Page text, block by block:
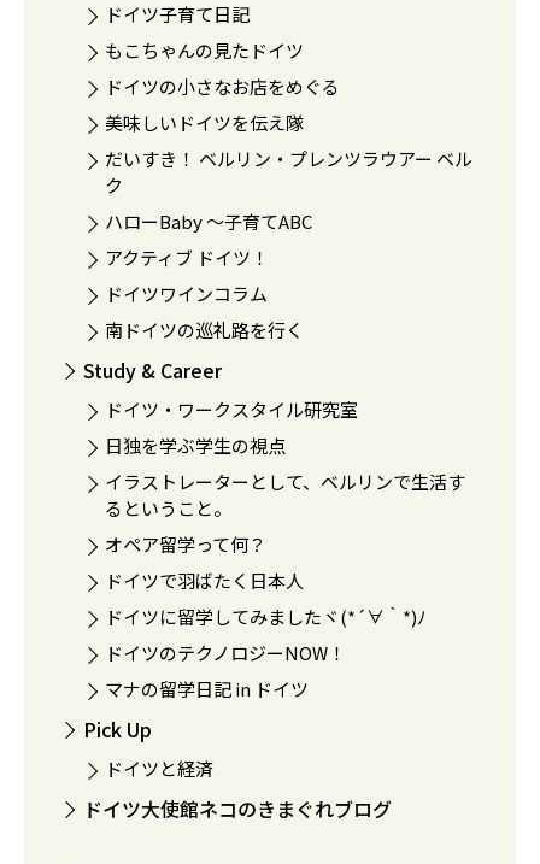
ドイツ子育て日記
もこちゃんの見たドイツ
ドイツの小さなお店をめぐる
美味しいドイツを伝え隊
だいすき！ ベルリン・プレンツラウアー ベル
ク
ハローBaby 〜子育てABC
アクティブ ドイツ！
ドイツワインコラム
南ドイツの巡礼路を行く
Study & Career
ドイツ・ワークスタイル研究室
日独を学ぶ学生の視点
イラストレーターとして、ベルリンで生活す
るということ。
オペア留学って何？
ドイツで羽ばたく日本人
ドイツに留学してみましたヾ(*´∀｀*)ﾉ
ドイツのテクノロジーNOW！
マナの留学日記 in ドイツ
Pick Up
ドイツと経済
ドイツ大使館ネコのきまぐれブログ